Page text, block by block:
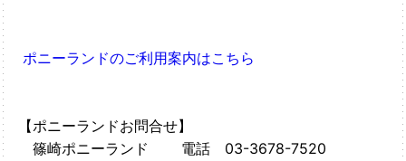
ポニーランドのご利用案内はこちら
【ポニーランドお問合せ】
篠崎ポニーランド 電話 03-3678-7520